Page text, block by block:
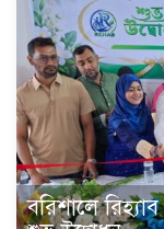
বরিশালে